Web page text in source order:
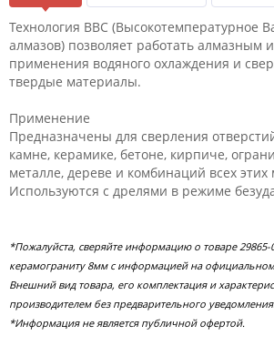
Технология ВВС (Высокотемпературное
алмазов) позволяет работать алмазным
применения водяного охлаждения и
твердые материалы.
Применение
Предназначены для сверления
камне, керамике, бетоне, кирпиче,
металле, дереве и комбинаций всех этих
Используются с дрелями в режиме
*Пожалуйста, сверяйте информацию о товаре
керамограниту 8мм с информацией на официальном
Внешний вид товара, его комплектация и
производителем без предварительного
*Информация не является публичной офертой.